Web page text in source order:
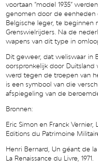
voortaan “model 1935”
genomen door de
Belgische leger, te beginnen
Grenswielrijders. Na de
wapens van dit type in
Dit geweer, dat weliswaar in
oorspronkelijk door
werd tegen de troepen van
is een symbool van die
afspiegeling van de
Bronnen:
Eric Simon en Franck Vernier,
Editions du Patrimoine
Henri Bernard, Un géant de
La Renaissance du Livre, 1971.